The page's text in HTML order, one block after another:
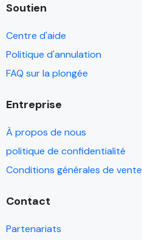
Soutien
Centre d'aide
Politique d'annulation
FAQ sur la plongée
Entreprise
À propos de nous
politique de confidentialité
Conditions générales de vente
Contact
Partenariats